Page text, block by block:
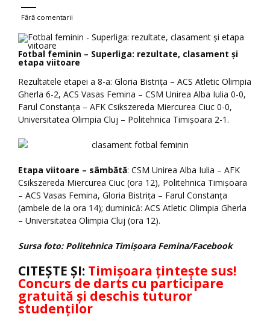
Fără comentarii
Fotbal feminin – Superliga: rezultate, clasament și
etapa viitoare
Rezultatele etapei a 8-a: Gloria Bistrița – ACS Atletic Olimpia
Gherla 6-2, ACS Vasas Femina – CSM Unirea Alba Iulia 0-0,
Farul Constanța – AFK Csikszereda Miercurea Ciuc 0-0,
Universitatea Olimpia Cluj – Politehnica Timișoara 2-1.
Etapa viitoare – sâmbătă: CSM Unirea Alba Iulia – AFK
Csikszereda Miercurea Ciuc (ora 12), Politehnica Timișoara
– ACS Vasas Femina, Gloria Bistrița – Farul Constanța
(ambele de la ora 14); duminică: ACS Atletic Olimpia Gherla
– Universitatea Olimpia Cluj (ora 12).
Sursa foto: Politehnica Timișoara Femina/Facebook
CITEȘTE ȘI: Timișoara țintește sus!
Concurs de darts cu participare
gratuită și deschis tuturor
studenților